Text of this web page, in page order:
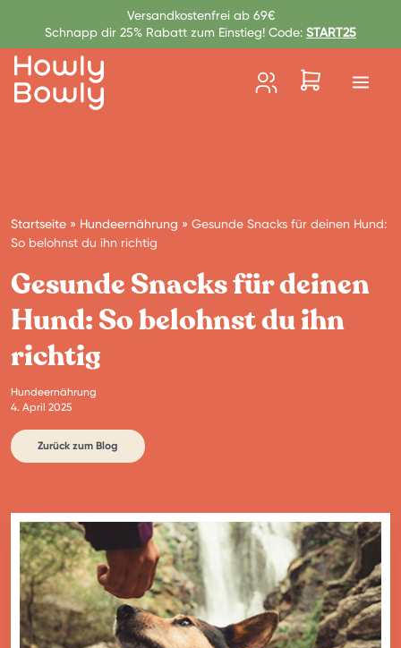
Zum Inhalt springenVersandkostenfrei ab 69€
Schnapp dir 25% Rabatt zum Einstieg! Code: START25
Startseite » Hundeernährung » Gesunde Snacks für deinen Hund:
So belohnst du ihn richtig
Gesunde Snacks für deinen
Hund: So belohnst du ihn
richtig
Hundeernährung
4. April 2025
Zurück zum Blog